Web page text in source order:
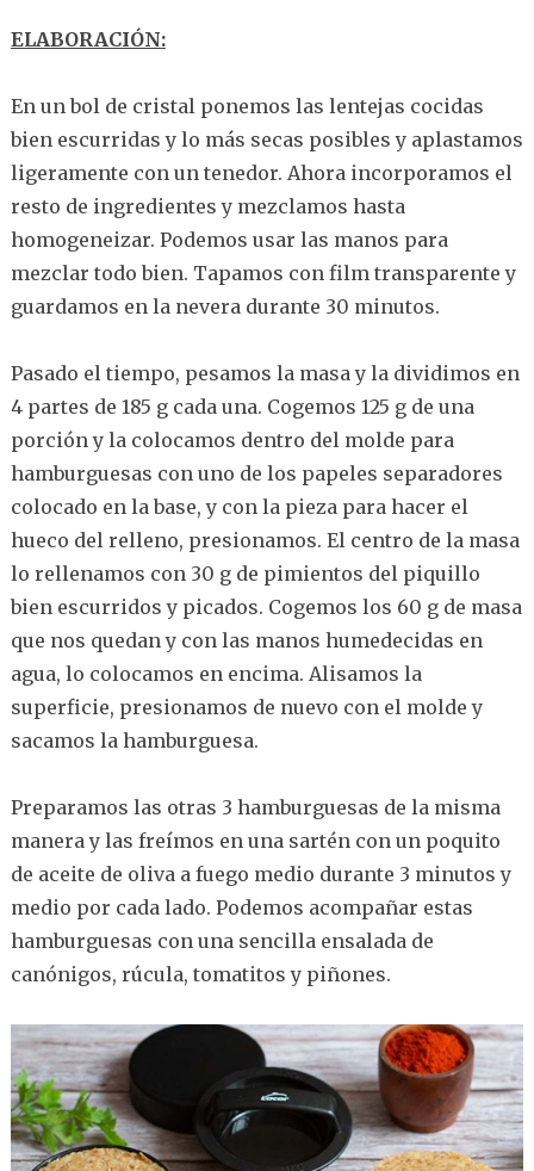
ELABORACIÓN:
En un bol de cristal ponemos las lentejas cocidas
bien escurridas y lo más secas posibles y aplastamos
ligeramente con un tenedor. Ahora incorporamos el
resto de ingredientes y mezclamos hasta
homogeneizar. Podemos usar las manos para
mezclar todo bien. Tapamos con film transparente y
guardamos en la nevera durante 30 minutos.
Pasado el tiempo, pesamos la masa y la dividimos en
4 partes de 185 g cada una. Cogemos 125 g de una
porción y la colocamos dentro del molde para
hamburguesas con uno de los papeles separadores
colocado en la base, y con la pieza para hacer el
hueco del relleno, presionamos. El centro de la masa
lo rellenamos con 30 g de pimientos del piquillo
bien escurridos y picados. Cogemos los 60 g de masa
que nos quedan y con las manos humedecidas en
agua, lo colocamos en encima. Alisamos la
superficie, presionamos de nuevo con el molde y
sacamos la hamburguesa.
Preparamos las otras 3 hamburguesas de la misma
manera y las freímos en una sartén con un poquito
de aceite de oliva a fuego medio durante 3 minutos y
medio por cada lado. Podemos acompañar estas
hamburguesas con una sencilla ensalada de
canónigos, rúcula, tomatitos y piñones.